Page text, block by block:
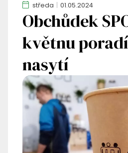
středa 01.05.2024
Obchůdek
květnu
nasytí